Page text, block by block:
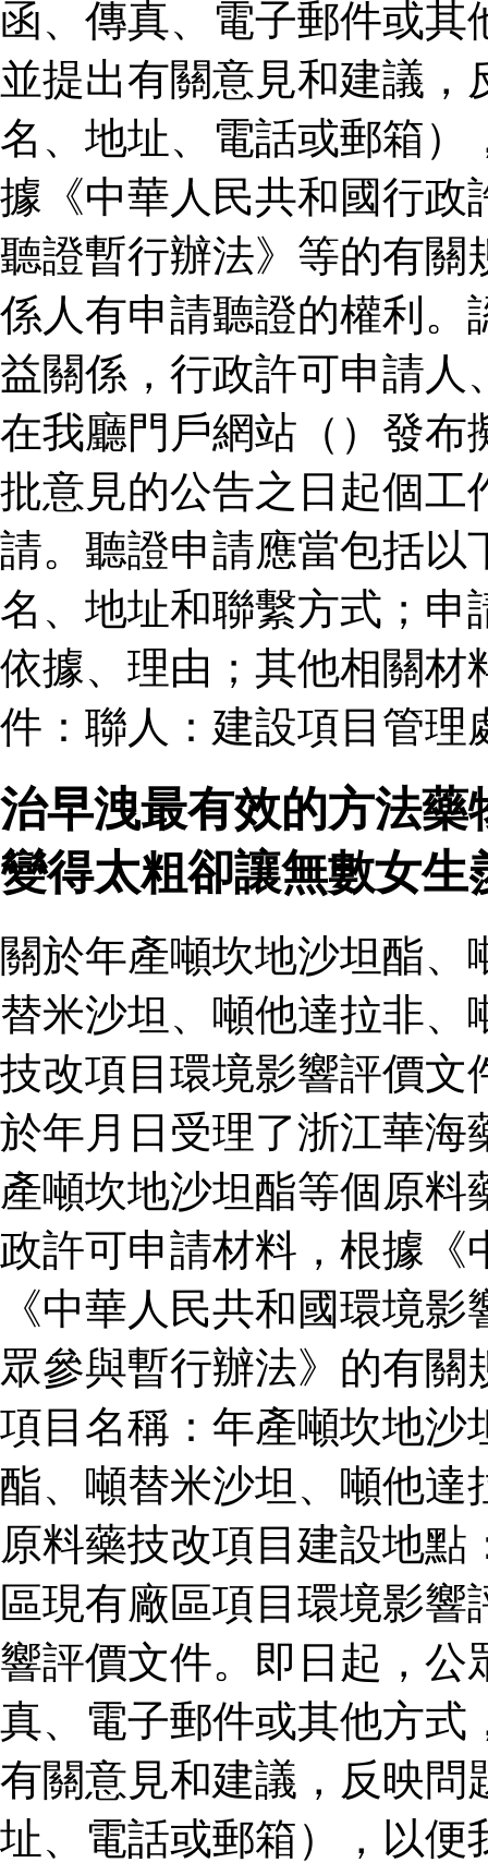
函、傳真、電子郵件或
並提出有關意見和建議
名、地址、電話或郵箱）
據《中華人民共和國行政
聽證暫行辦法》等的有關
係人有申請聽證的權利。
益關係，行政許可申請人
在我廳門戶網站（）發布
批意見的公告之日起個工
請。聽證申請應當包括以
名、地址和聯繫方式；申
依據、理由；其他相關材
件：聯人：建設項目管理
治早洩最有效的方法
變得太粗卻讓無數女生
關於年產噸坎地沙坦酯
替米沙坦、噸他達拉非
技改項目環境影響評價文
於年月日受理了浙江華海
產噸坎地沙坦酯等個原
政許可申請材料，根據《
《中華人民共和國環境
眾參與暫行辦法》的有
項目名稱：年產噸坎地沙
酯、噸替米沙坦、噸他達
原料藥技改項目建設地
區現有廠區項目環境影
響評價文件。即日起，公
真、電子郵件或其他方式
有關意見和建議，反映問
址、電話或郵箱），以便